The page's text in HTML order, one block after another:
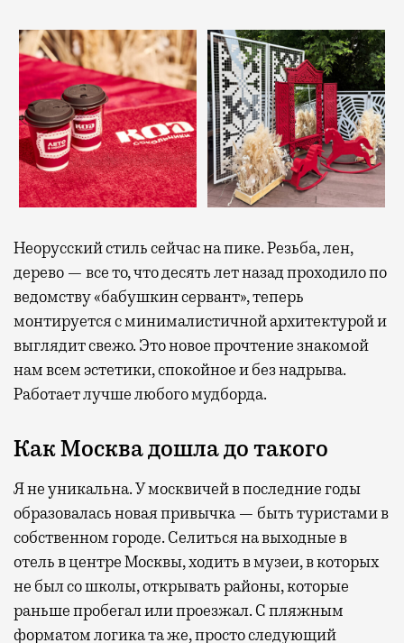
Неорусский стиль сейчас на пике. Резьба, лен,
дерево — все то, что десять лет назад проходило по
ведомству «бабушкин сервант», теперь
монтируется с минималистичной архитектурой и
выглядит свежо. Это новое прочтение знакомой
нам всем эстетики, спокойное и без надрыва.
Работает лучше любого мудборда.
Как Москва дошла до такого
Я не уникальна. У москвичей в последние годы
образовалась новая привычка — быть туристами в
собственном городе. Селиться на выходные в
отель в центре Москвы, ходить в музеи, в которых
не был со школы, открывать районы, которые
раньше пробегал или проезжал. С пляжным
форматом логика та же, просто следующий